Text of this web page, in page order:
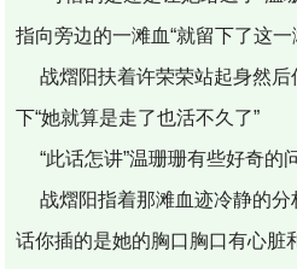
指向旁边的一滩血“就留下了这一
战熠阳扶着许荣荣站起身然后
下“她就算是走了也活不久了”
“此话怎讲”温珊珊有些好奇的
战熠阳指着那滩血迹冷静的分
话你插的是她的胸口胸口有心脏